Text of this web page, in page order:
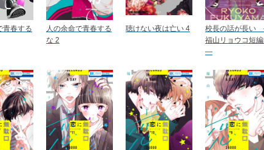
青春する
人の余命で青春する
な 2
聴けない夜は亡い 4
校長の話が長
福山リョウコ短
―